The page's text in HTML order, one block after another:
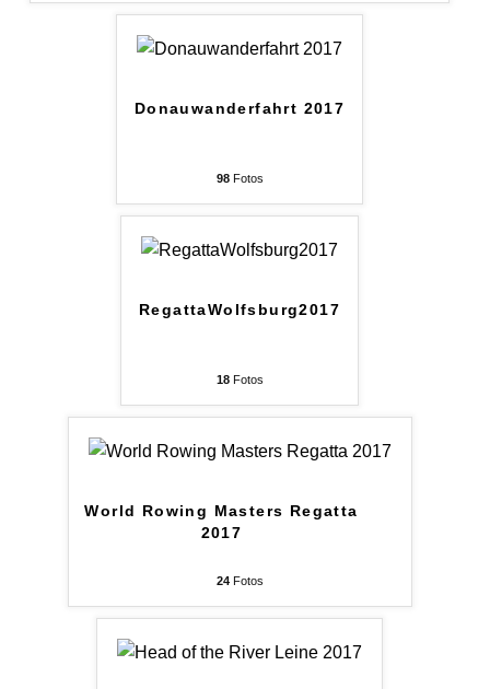
Donauwanderfahrt 2017
98Fotos
RegattaWolfsburg2017
18Fotos
World Rowing Masters Regatta
2017
24Fotos